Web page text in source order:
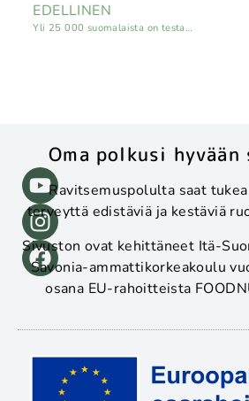
EDELLINEN
Yli 25 000 suomalaista on testannut ruokavalionsa Ravitsemusnavigaattorilla – pienet muutokset voivat näkyä nopeasti vyötäröllä ja veriarvoissa
Oma polkusi hyvään
Ravitsemuspolulta saat
terveyttä edistäviä ja kestäviä
Sivuston ovat kehittäneet Itä-
Savonia-ammattikorkeakoulu
osana EU-rahoitteista